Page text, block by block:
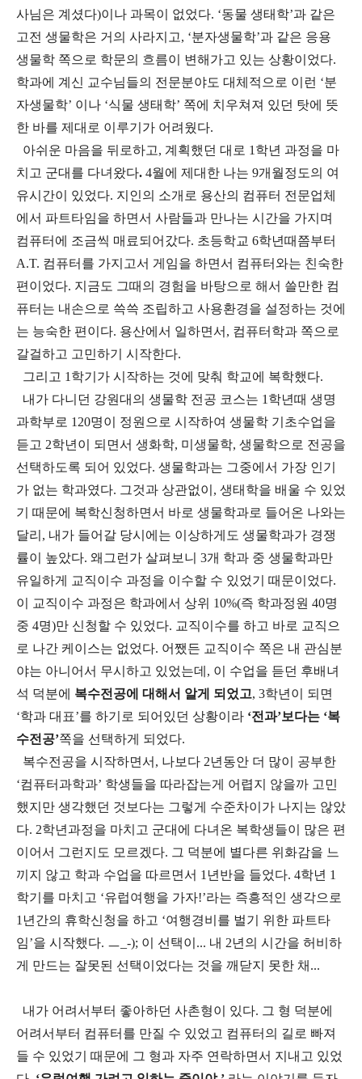
사님은 계셨다)이나 과목이 없었다. ‘동물 생태학’과 같은
고전 생물학은 거의 사라지고, ‘분자생물학’과 같은 응용
생물학 쪽으로 학문의 흐름이 변해가고 있는 상황이었다.
학과에 계신 교수님들의 전문분야도 대체적으로 이런 ‘분
자생물학’ 이나 ‘식물 생태학’ 쪽에 치우쳐져 있던 탓에 뜻
한 바를 제대로 이루기가 어려웠다.
아쉬운 마음을 뒤로하고, 계획했던 대로 1 학년 과정을 마
치고 군대를 다녀왔다. 4월에 제대한 나는 9개월정도의 여
유시간이 있었다. 지인의 소개로 용산의 컴퓨터 전문업체
에서 파트타임을 하면서 사람들과 만나는 시간을 가지며
컴퓨터에 조금씩 매료되어갔다. 초등학교 6학년때쯤부터
A.T. 컴퓨터를 가지고서 게임을 하면서 컴퓨터와는 친숙한
편이었다. 지금도 그때의 경험을 바탕으로 해서 쓸만한 컴
퓨터는 내손으로 쓱쓱 조립하고 사용환경을 설정하는 것에
는 능숙한 편이다. 용산에서 일하면서 , 컴퓨터학과 쪽으로
갈걸하고 고민하기 시작한다.
그리고 1 학기가 시작하는 것에 맞춰 학교에 복학했다.
내가 다니던 강원대의 생물학 전공 코스는 1 학년때 생명
과학부로 120명이 정원으로 시작하여 생물학 기초수업을
듣고 2학년이 되면서 생화학, 미생물학, 생물학으로 전공을
선택하도록 되어 있었다. 생물학과는 그중에서 가장 인기
가 없는 학과였다. 그것과 상관없이 , 생태학을 배울 수 있었
기 때문에 복학신청하면서 바로 생물학과로 들어온 나와는
달리 , 내가 들어갈 당시에는 이상하게도 생물학과가 경쟁
률이 높았다. 왜그런가 살펴보니 3개 학과 중 생물학과만
유일하게 교직이수 과정을 이수할 수 있었기 때문이었다.
이 교직이수 과정은 학과에서 상위 10%(즉 학과정원 40명
중 4명)만 신청할 수 있었다. 교직이수를 하고 바로 교직으
로 나간 케이스는 없었다. 어쨌든 교직이수 쪽은 내 관심분
야는 아니어서 무시하고 있었는데 , 이 수업을 듣던 후배녀
석 덕분에 복수전공에 대해서 알게 되었고, 3학년이 되면
‘학과 대표’를 하기로 되어있던 상황이라 ‘전과’보다는 ‘복
수전공’쪽을 선택하게 되었다.
복수전공을 시작하면서 , 나보다 2년동안 더 많이 공부한
‘컴퓨터과학과’ 학생들을 따라잡는게 어렵지 않을까 고민
했지만 생각했던 것보다는 그렇게 수준차이가 나지는 않았
다. 2학년과정을 마치고 군대에 다녀온 복학생들이 많은 편
이어서 그런지도 모르겠다. 그 덕분에 별다른 위화감을 느
끼지 않고 학과 수업을 따르면서 1 년반을 들었다. 4학년 1
학기를 마치고 ‘유럽여행을 가자!’라는 즉흥적인 생각으로
1 년간의 휴학신청을 하고 ‘여행경비를 벌기 위한 파트타
임’을 시작했다. ㅡ _-); 이 선택이 ... 내 2년의 시간을 허비하
게 만드는 잘못된 선택이었다는 것을 깨닫지 못한 채 ...
내가 어려서부터 좋아하던 사촌형이 있다. 그 형 덕분에
어려서부터 컴퓨터를 만질 수 있었고 컴퓨터의 길로 빠져
들 수 있었기 때문에 그 형과 자주 연락하면서 지내고 있었